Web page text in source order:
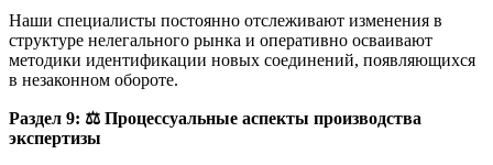
Наши специалисты постоянно отслеживают изменения в
структуре нелегального рынка и оперативно осваивают
методики идентификации новых соединений, появляющихся
в незаконном обороте.
Раздел 9: ⚖️ Процессуальные аспекты производства
экспертизы